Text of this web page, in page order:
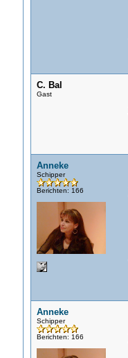
C. Bal
Gast
Anneke
Schipper
Berichten: 166
Anneke
Schipper
Berichten: 166